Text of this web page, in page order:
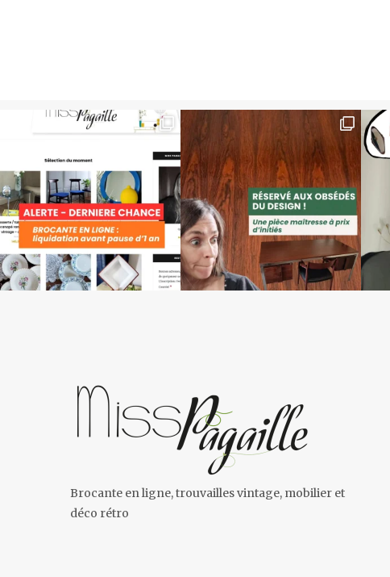
Brocante en ligne, trouvailles vintage, mobilier et
déco rétro